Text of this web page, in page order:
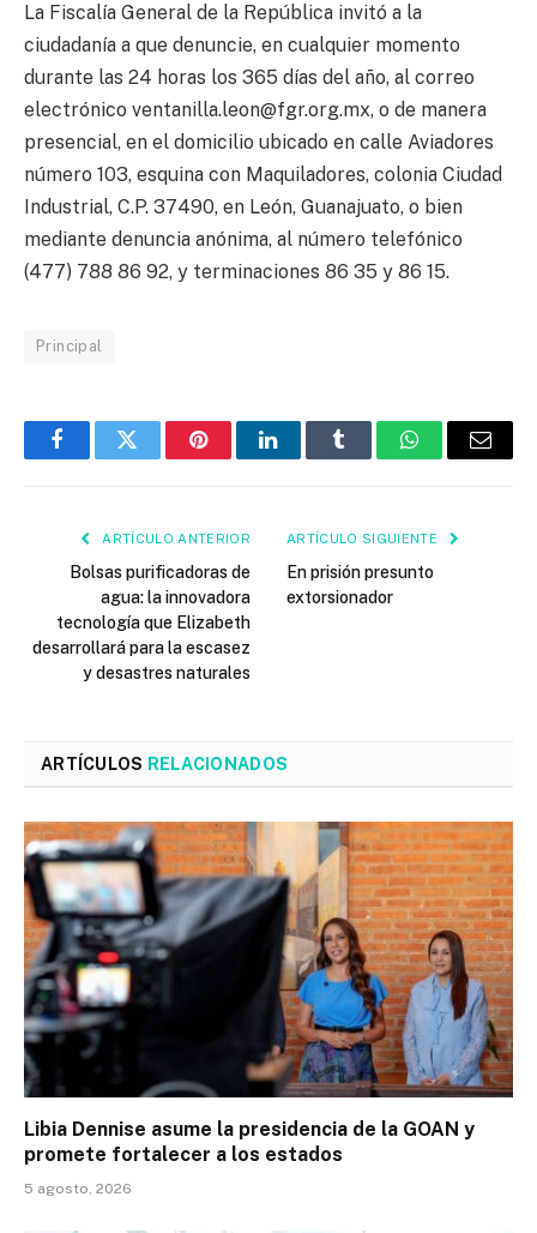
La Fiscalía General de la República invitó a la
ciudadanía a que denuncie, en cualquier momento
durante las 24 horas los 365 días del año, al correo
electrónico ventanilla.leon@fgr.org.mx, o de manera
presencial, en el domicilio ubicado en calle Aviadores
número 103, esquina con Maquiladores, colonia Ciudad
Industrial, C.P. 37490, en León, Guanajuato, o bien
mediante denuncia anónima, al número telefónico
(477) 788 86 92, y terminaciones 86 35 y 86 15.
Principal
FacebookTwitter PinterestLinkedInTumblr WhatsAppEmail
ARTÍCULO ANTERIOR
Bolsas purificadoras de
agua: la innovadora
tecnología que Elizabeth
desarrollará para la escasez
y desastres naturales
ARTÍCULO SIGUIENTE
En prisión presunto
extorsionador
ARTÍCULOS RELACIONADOS
Libia Dennise asume la presidencia de la GOAN y
promete fortalecer a los estados
5 agosto, 2026